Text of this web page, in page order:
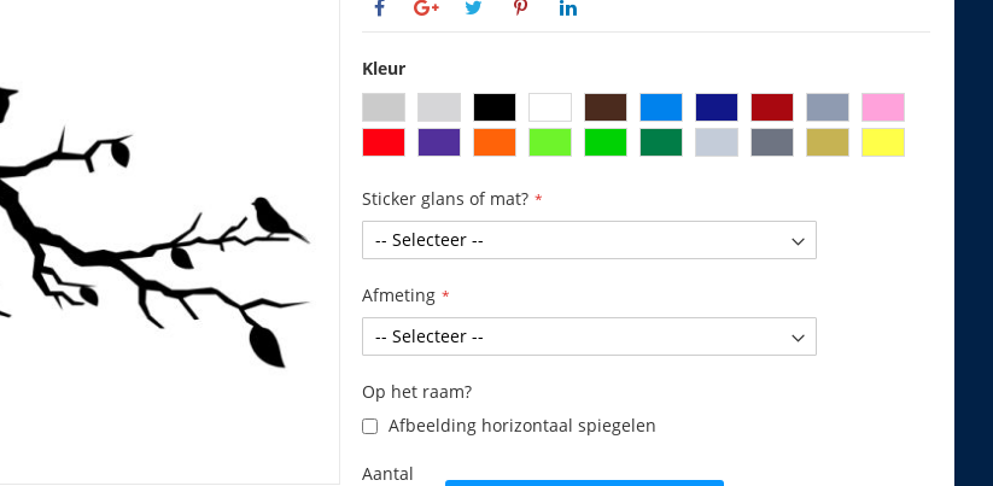
Kleur
Sticker glans of mat?
Afmeting
Op het raam?
Afbeelding horizontaal spiegelen
Aantal